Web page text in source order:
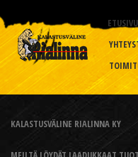
ETUSIVU
KALASTUSVÄLINE RIALINNA KY